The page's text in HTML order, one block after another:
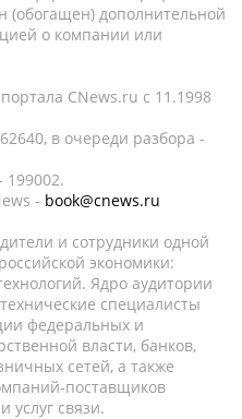
дополнительной
о компании или
CNews.ru c 11.1998
в очереди разбора -
199002.
- book@cnews.ru
и сотрудники одной
экономики:
Ядро аудитории
специалисты
федеральных и
власти, банков,
сетей, а также
поставщиков
услуг связи.